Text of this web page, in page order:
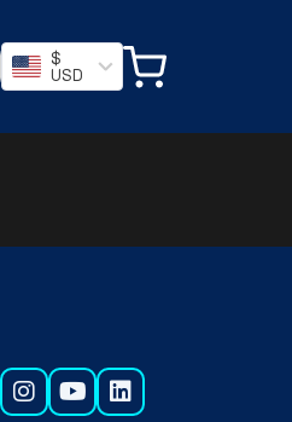
$
USD